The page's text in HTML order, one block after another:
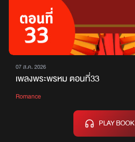
07 ส.ค. 2026
เพลงพระพรหม ตอนที่33
Romance
PLAY BOOK